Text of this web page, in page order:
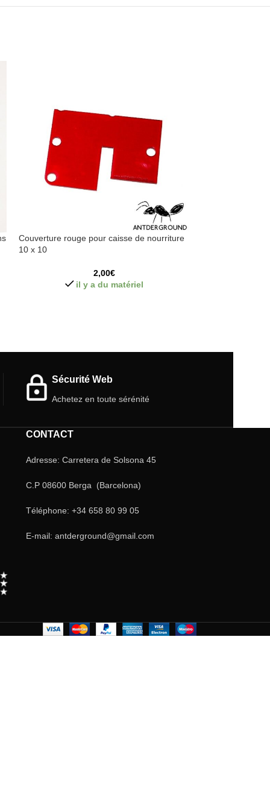
Couverture rouge pour caisse de nourriture
10 x 10
2,00€
il y a du matériel
Sécurité Web
Achetez en toute sérénité
CONTACT
Adresse: Carretera de Solsona 45
C.P 08600 Berga (Barcelona)
Téléphone: +34 658 80 99 05
E-mail: antderground@gmail.com